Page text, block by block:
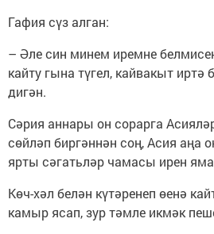
Гафия сүз алган:
– Әле син минем иремне
кайту гына түгел, кайвакыт иртә
дигән.
Сәрия аннары он сорарга
сөйләп биргәннән соң, Асия аңа
ярты сәгатьләр чамасы ирен
Көч-хәл белән күтәренеп өенә
камыр ясап, зур тәмле икмәк